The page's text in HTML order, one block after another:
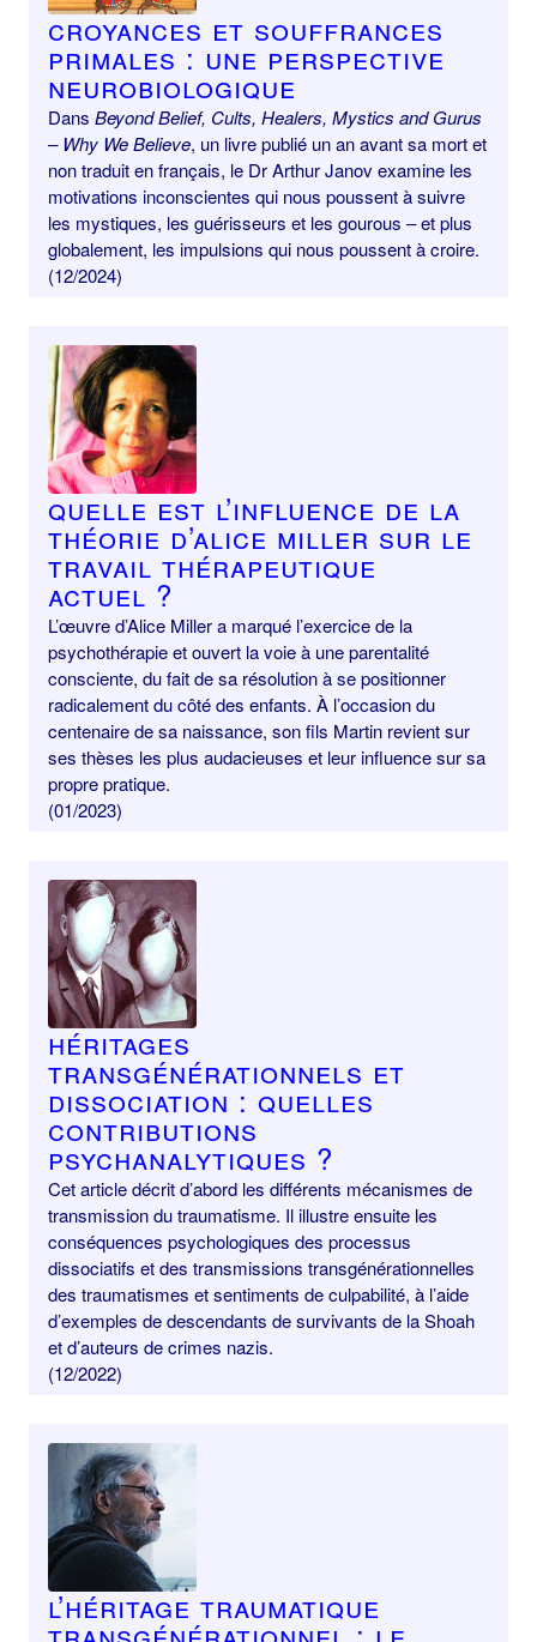
Croyances et souffrances
primales : une perspective
neurobiologique
Dans Beyond Belief, Cults, Healers, Mystics and Gurus
– Why We Believe, un livre publié un an avant sa mort et
non traduit en français, le Dr Arthur Janov examine les
motivations inconscientes qui nous poussent à suivre
les mystiques, les guérisseurs et les gourous – et plus
globalement, les impulsions qui nous poussent à croire.
(12/2024)
Quelle est l’influence de la
théorie d’Alice Miller sur le
travail thérapeutique
actuel ?
L’œuvre d’Alice Miller a marqué l’exercice de la
psychothérapie et ouvert la voie à une parentalité
consciente, du fait de sa résolution à se positionner
radicalement du côté des enfants. À l’occasion du
centenaire de sa naissance, son fils Martin revient sur
ses thèses les plus audacieuses et leur influence sur sa
propre pratique.
(01/2023)
Héritages
transgénérationnels et
dissociation : quelles
contributions
psychanalytiques ?
Cet article décrit d’abord les différents mécanismes de
transmission du traumatisme. Il illustre ensuite les
conséquences psychologiques des processus
dissociatifs et des transmissions transgénérationnelles
des traumatismes et sentiments de culpabilité, à l’aide
d’exemples de descendants de survivants de la Shoah
et d’auteurs de crimes nazis.
(12/2022)
L’héritage traumatique